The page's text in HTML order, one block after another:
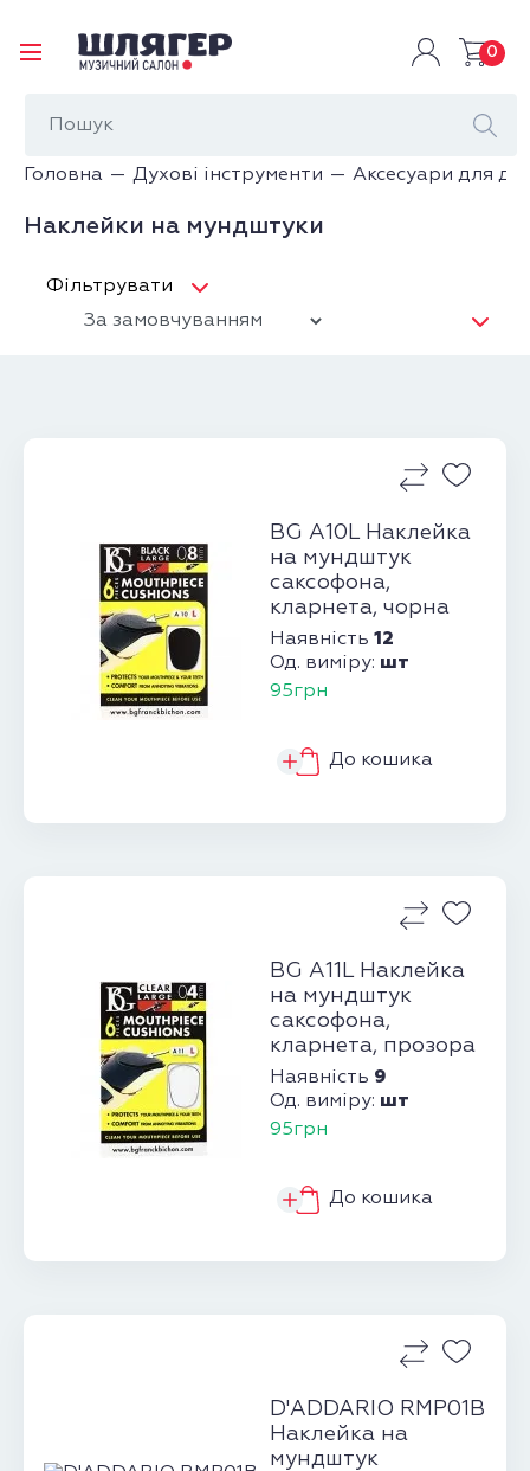
0
Головна Духові інструменти Аксесуари для
Наклейки на мундштуки
Фільтрувати
BG A10L Наклейка
на мундштук
саксофона,
кларнета, чорна
Наявність 12
Од. виміру: шт
95грн
До кошика
BG A11L Наклейка
на мундштук
саксофона,
кларнета, прозора
Наявність 9
Од. виміру: шт
95грн
До кошика
D'ADDARIO RMP01B
Наклейка на
мундштук